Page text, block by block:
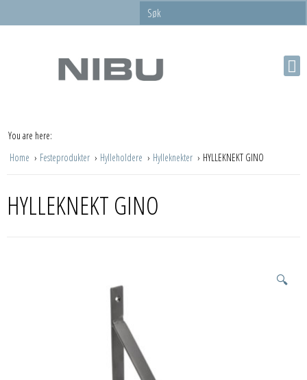
You are here:
Home
Festeprodukter Hylleholdere Hylleknekter HYLLEKNEKT GINO
HYLLEKNEKT GINO
🔍